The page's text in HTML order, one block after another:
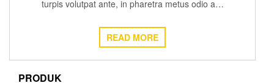
turpis volutpat ante, in pharetra metus odio a…
READ MORE
PRODUK